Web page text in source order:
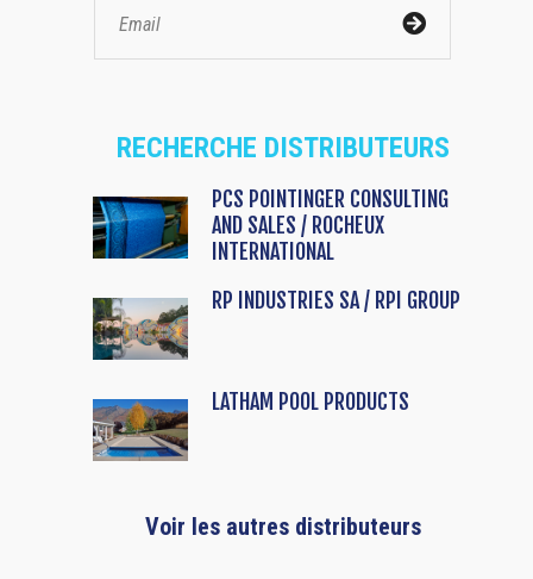
RECHERCHE DISTRIBUTEURS
PCS POINTINGER CONSULTING
AND SALES / ROCHEUX
INTERNATIONAL
RP INDUSTRIES SA / RPI GROUP
LATHAM POOL PRODUCTS
Voir les autres distributeurs